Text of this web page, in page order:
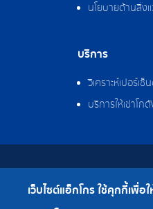
นโยบายด้านสิ่ง
บริการ
วิเคราะห์เปอร์เ
บริการให้เช่าโก
สงวนลิขสิทธิ์
เบอร์โทร : 0-
เว็บไซต์แอ็กโกร ใช้คุกกี้เพื่